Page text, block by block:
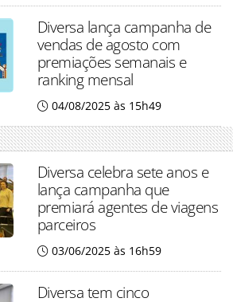
Diversa lança campanha de
vendas de agosto com
premiações semanais e
ranking mensal
04/08/2025 às 15h49
Diversa celebra sete anos e
lança campanha que
premiará agentes de viagens
parceiros
03/06/2025 às 16h59
Diversa tem cinco